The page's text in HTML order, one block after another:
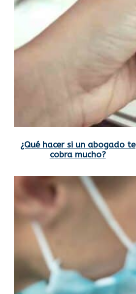
¿Qué hacer si un abogado te
cobra mucho?